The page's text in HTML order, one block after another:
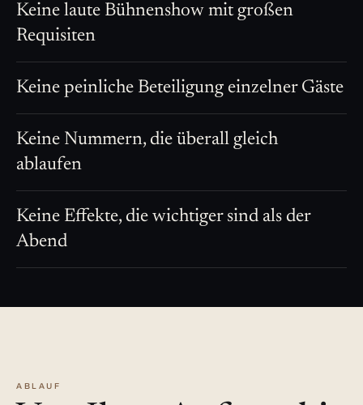
Keine laute Bühnenshow mit großen
Requisiten
Keine peinliche Beteiligung einzelner Gäste
Keine Nummern, die überall gleich
ablaufen
Keine Effekte, die wichtiger sind als der
Abend
ABLAUF